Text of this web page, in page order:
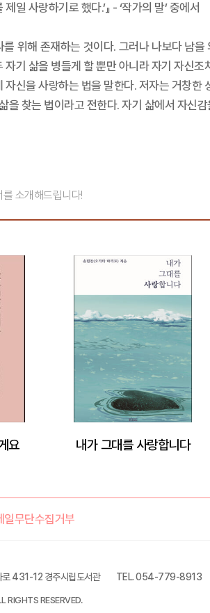
일 사랑하기로 했다.’』 - ‘작가의 말’ 중에서
위해 존재하는 것이다. 그러나 나보다 남
자기 삶을 병들게 할 뿐만 아니라 자기 자신조
자신을 사랑하는 법을 말한다. 저자는 거창
을 찾는 법이라고 전한다. 자기 삶에서 자신
를 소개해드립니다!
요 내가 그대를 사랑합니다
일무단수집거부
431-12 경주시립도서관 TEL. 054-779-8913
RIGHTS RESERVED.